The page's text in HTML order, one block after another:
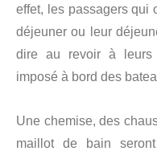
effet, les passagers qui
déjeuner ou leur
dire au revoir à leurs
imposé à bord des
Une chemise, des
maillot de bain